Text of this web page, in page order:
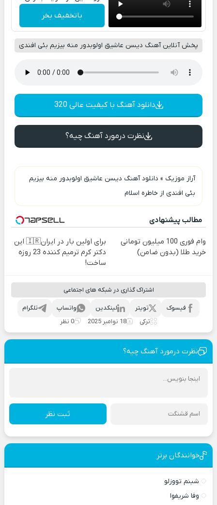
باتخفیف بخر
پخش آنلاین آهنگ دیسن عاشیق اولوبدور منه بیزیم بئی افندی
دانلود آهنگ با کیفیت عالی 320
نظرت درمورد آهنگ چیه؟
آراز موزیک » دانلود آهنگ دیسن عاشیق اولوبدور منه بیزیم
بئی افندی از خاطره اسلام
مطالب پیشنهادی
وام فوری 100 میلیون تومانی
خرید طلا (بدون ضامن)
برای اولین بار در ایران🇮🇷 این
دکتر کرم ترمیم کننده 23 روزه
ساخت!
اشتراک گذاری در شبکه های اجتماعی
تلگرام واتساپ لینکدین تویتر
فیسوک
ترکی
18 نوامبر 2025 0 نظر
نظرت درمورد آهنگ چیه؟
ثبت نظر
خوانندگان برتر
شبنم تووزلو
وفا شریفوا